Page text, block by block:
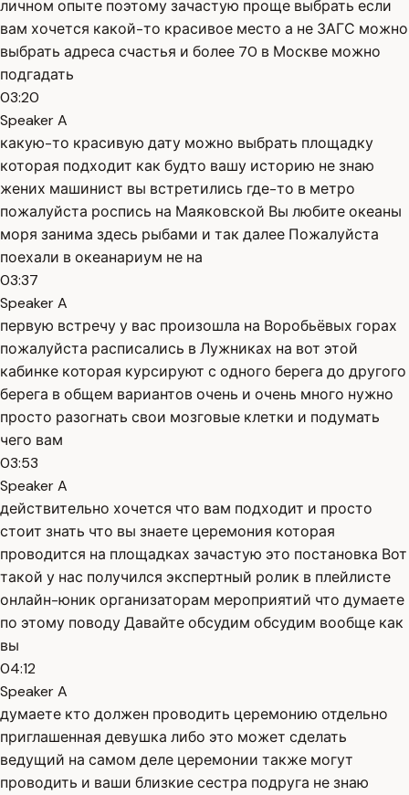
личном опыте поэтому зачастую проще выбрать если
вам хочется какой-то красивое место а не ЗАГС можно
выбрать адреса счастья и более 70 в Москве можно
подгадать
03:20
Speaker A
какую-то красивую дату можно выбрать площадку
которая подходит как будто вашу историю не знаю
жених машинист вы встретились где-то в метро
пожалуйста роспись на Маяковской Вы любите океаны
моря занима здесь рыбами и так далее Пожалуйста
поехали в океанариум не на
03:37
Speaker A
первую встречу у вас произошла на Воробьёвых горах
пожалуйста расписались в Лужниках на вот этой
кабинке которая курсируют с одного берега до другого
берега в общем вариантов очень и очень много нужно
просто разогнать свои мозговые клетки и подумать
чего вам
03:53
Speaker A
действительно хочется что вам подходит и просто
стоит знать что вы знаете церемония которая
проводится на площадках зачастую это постановка Вот
такой у нас получился экспертный ролик в плейлисте
онлайн-юник организаторам мероприятий что думаете
по этому поводу Давайте обсудим обсудим вообще как
вы
04:12
Speaker A
думаете кто должен проводить церемонию отдельно
приглашенная девушка либо это может сделать
ведущий на самом деле церемонии также могут
проводить и ваши близкие сестра подруга не знаю